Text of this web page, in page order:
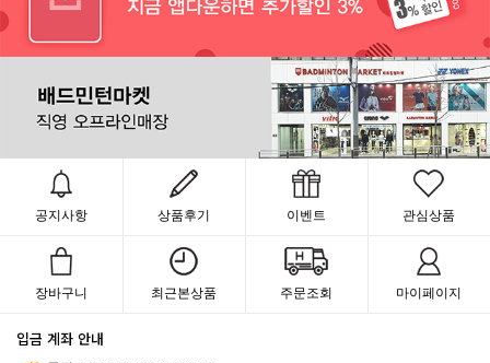
공지사항 상품후기 이벤트 관심상품
장바구니 최근본상품 주문조회 마이페이지
입금 계좌 안내